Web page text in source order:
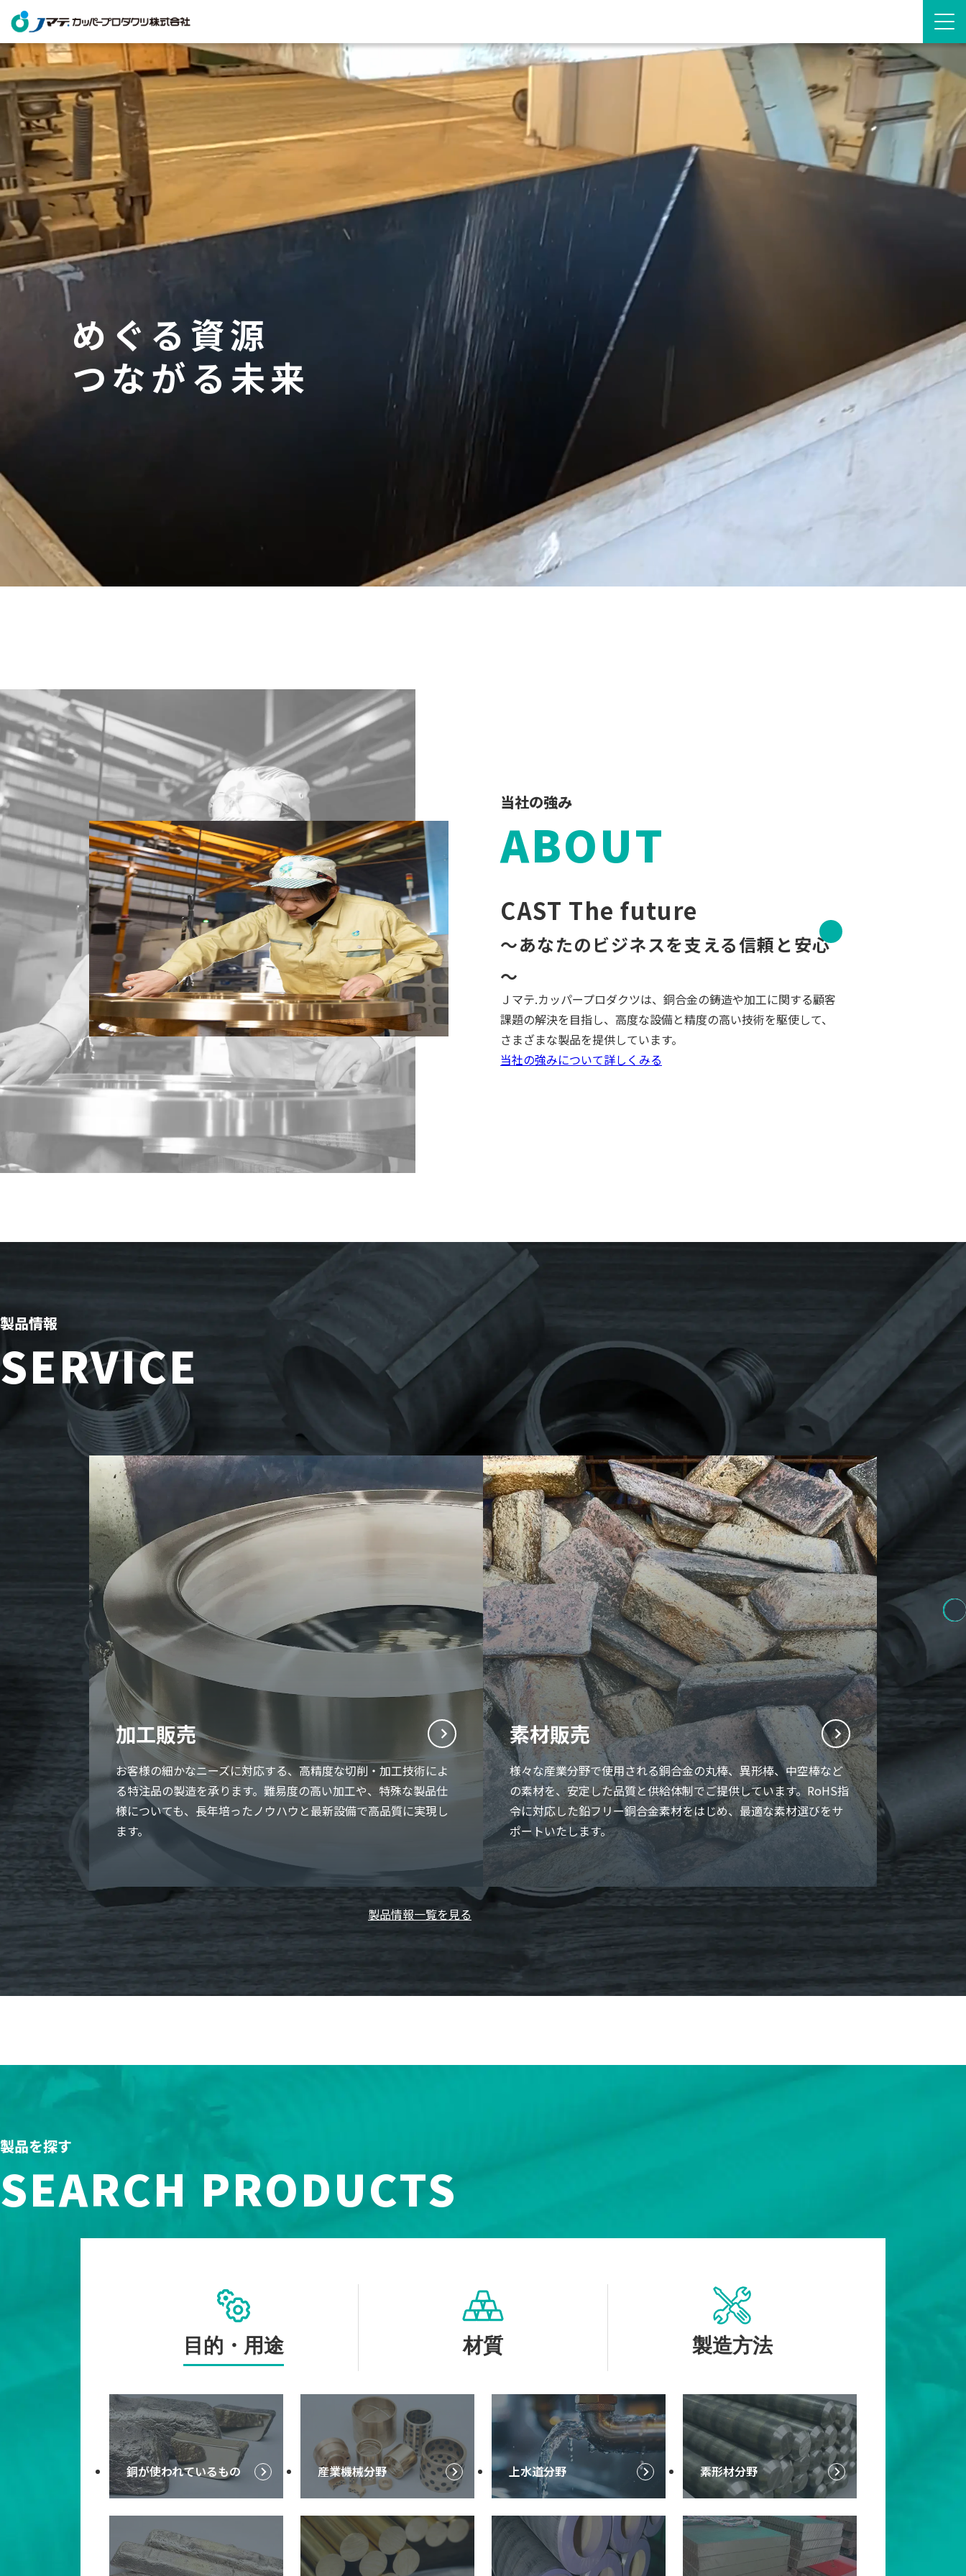
めぐる資源
つながる未来
当社の強み
ABOUT
CAST The future
～あなたのビジネスを支える信頼と安心
～
Ｊマテ.カッパープロダクツは、銅合金の鋳造や加工に関する顧客
課題の解決を目指し、高度な設備と精度の高い技術を駆使して、
さまざまな製品を提供しています。
当社の強みについて詳しくみる
製品情報
SERVICE
加工販売
お客様の細かなニーズに対応する、高精度な切削・加工技術によ
る特注品の製造を承ります。難易度の高い加工や、特殊な製品仕
様についても、長年培ったノウハウと最新設備で高品質に実現し
ます。
素材販売
様々な産業分野で使用される銅合金の丸棒、異形棒、中空棒など
の素材を、安定した品質と供給体制でご提供しています。RoHS指
令に対応した鉛フリー銅合金素材をはじめ、最適な素材選びをサ
ポートいたします。
製品情報一覧を見る
製品を探す
SEARCH PRODUCTS
目的・用途 材質 製造方法
銅が使われているもの 産業機械分野 上水道分野 素形材分野